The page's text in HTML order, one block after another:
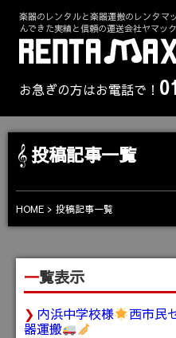
楽器のレンタルと楽器運搬のレンタマ
んできた実績と信頼の運送会社ヤマッ
お急ぎの方はお電話で！
投稿記事一覧
HOME 投稿記事一覧
一覧表示
内浜中学校様
西市民
器運搬